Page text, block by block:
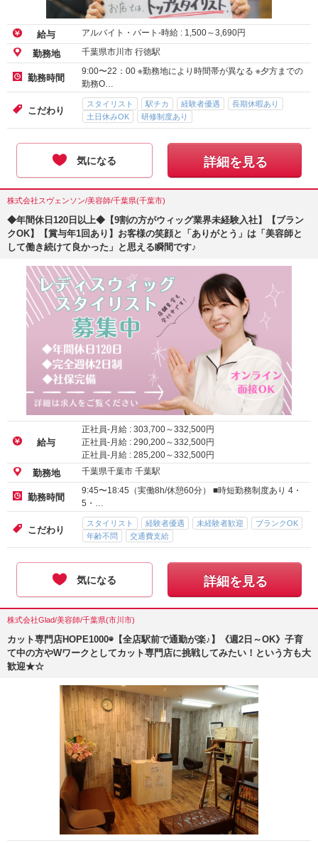
給与 アルバイト・パート-時給 : 1,500～3,690円
勤務地 千葉県市川市 行徳駅
勤務時間
9:00〜22：00 ※勤務地により時間帯が異なる ※夕方までの
勤務O…
こだわり
スタイリスト 駅チカ 経験者優遇
長期休暇あり
土日休みOK
研修制度あり
気になる 詳細を見る
株式会社スヴェンソン/美容師/千葉県(千葉市)
◆年間休日120日以上◆【9割の方がウィッグ業界未経験入社】【ブラン
クOK】【賞与年1回あり】お客様の笑顔と「ありがとう」は「美容師と
して働き続けて良かった」と思える瞬間です♪
給与
正社員-月給 : 303,700～332,500円
正社員-月給 : 290,200～332,500円
正社員-月給 : 285,200～332,500円
勤務地 千葉県千葉市 千葉駅
勤務時間
9:45〜18:45（実働8h/休憩60分） ■時短勤務制度あり 4・
5・…
こだわり
スタイリスト 経験者優遇 未経験者歓迎
ブランクOK
年齢不問
交通費支給
気になる 詳細を見る
株式会社Glad/美容師/千葉県(市川市)
カット専門店HOPE1000◉【全店駅前で通勤が楽♪】《週2日～OK》子育
て中の方やWワークとしてカット専門店に挑戦してみたい！という方も大
歓迎★☆